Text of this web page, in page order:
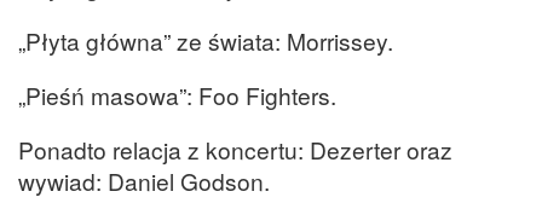
„Płyta główna” ze świata: Morrissey.
„Pieśń masowa”: Foo Fighters.
Ponadto relacja z koncertu: Dezerter oraz
wywiad: Daniel Godson.